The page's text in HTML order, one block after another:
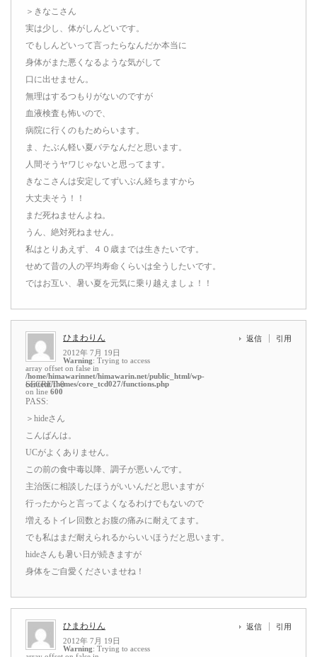
＞きなこさん
実は少し、体がしんどいです。
でもしんどいって言ったらなんだか本当に
身体がまた悪くなるような気がして
口に出せません。
無理はするつもりがないのですが
血液検査も怖いので、
病院に行くのもためらいます。
ま、たぶん軽い夏バテなんだと思います。
人間そうヤワじゃないと思ってます。
きなこさんは安定してずいぶん経ちますから
大丈夫そう！！
まだ死ねませんよね。
うん、絶対死ねません。
私はとりあえず、４０歳までは生きたいです。
せめて昔の人の平均寿命くらいは全うしたいです。
ではお互い、暑い夏を元気に乗り越えましょ！！
ひまわりん
2012年 7月 19日
Warning: Trying to access
array offset on false in
/home/himawarinnet/himawarin.net/public_html/wp-
content/themes/core_tcd027/functions.php
on line 600
返信 引用
SECRET: 0
PASS:
＞hideさん
こんばんは。
UCがよくありません。
この前の食中毒以降、調子が悪いんです。
主治医に相談したほうがいいんだと思いますが
行ったからと言ってよくなるわけでもないので
増えるトイレ回数とお腹の痛みに耐えてます。
でも私はまだ耐えられるからいいほうだと思います。
hideさんも暑い日が続きますが
身体をご自愛くださいませね！
ひまわりん
2012年 7月 19日
Warning: Trying to access
返信 引用